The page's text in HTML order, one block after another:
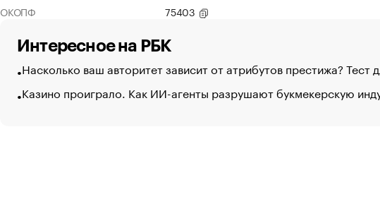
ОКОПФ
75403
Интересное на РБК
Насколько ваш авторитет зависит от атрибутов престижа? Тест
Казино проиграло. Как ИИ-агенты разрушают букмекерскую